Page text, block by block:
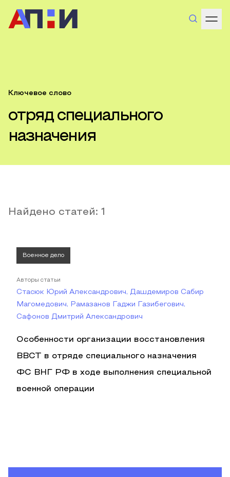
Ключевое слово
отряд специального
назначения
Найдено статей: 1
Военное дело
Авторы статьи
Стасюк Юрий Александрович, Дашдемиров Сабир
Магомедович, Рамазанов Гаджи Газибегович,
Сафонов Дмитрий Александрович
Особенности организации восстановления
ВВСТ в отряде специального назначения
ФС ВНГ РФ в ходе выполнения специальной
военной операции